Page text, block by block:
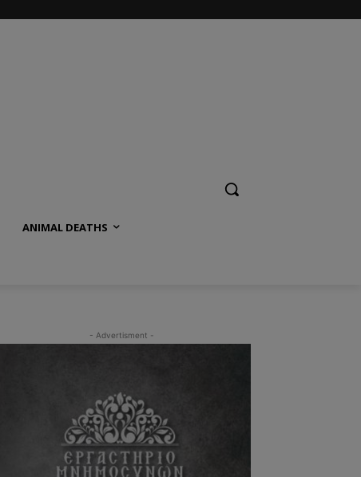
ANIMAL DEATHS
- Advertisment -